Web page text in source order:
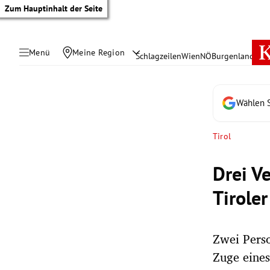
Zum Hauptinhalt der Seite
Menü Meine Region SchlagzeilenWienNÖBurgenland
Wählen
Tirol
Drei
Zwei
Zuge